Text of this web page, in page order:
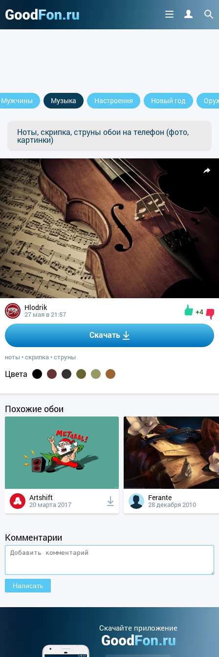
Мужчины Музыка Настроения Новый год
Ноты, скрипка, струны обои на телефон (фото,
картинки)
Hlodrik
27 мая в 21:57 +4
Скачать
ноты •скрипка •струны
Цвета
Похожие обои
Artshift
20 марта 2017
Ferante
28 декабря 2010
Комментарии
Cкачайте приложение